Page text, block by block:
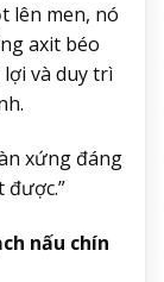
lên men, nó
axit béo
và duy trì
xứng đáng
nấu chín